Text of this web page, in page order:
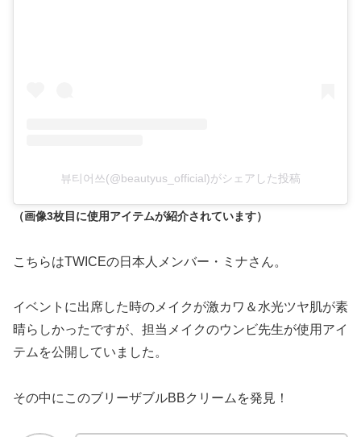
뷰티어쓰(@beautyus_official)がシェアした投稿
（画像3枚目に使用アイテムが紹介されています）
こちらはTWICEの日本人メンバー・ミナさん。
イベントに出席した時のメイクが激カワ＆水光ツヤ肌が素
晴らしかったですが、担当メイクのウンビ先生が使用アイ
テムを公開していました。
その中にこのブリーザブルBBクリームを発見！